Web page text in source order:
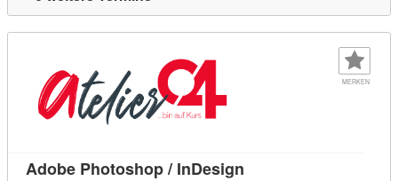
MERKEN
Adobe Photoshop / InDesign